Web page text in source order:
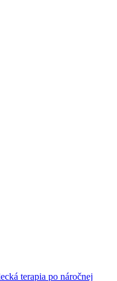
terapia po náročnej